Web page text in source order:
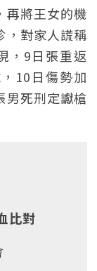
再將王女的機
，對家人謊稱
，9日張重返
10日傷勢加
男死刑定讞槍
比對